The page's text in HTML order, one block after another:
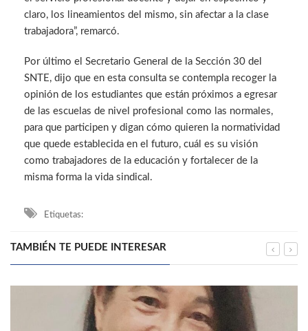
claro, los lineamientos del mismo, sin afectar a la clase
trabajadora”, remarcó.
Por último el Secretario General de la Sección 30 del
SNTE, dijo que en esta consulta se contempla recoger la
opinión de los estudiantes que están próximos a egresar
de las escuelas de nivel profesional como las normales,
para que participen y digan cómo quieren la normatividad
que quede establecida en el futuro, cuál es su visión
como trabajadores de la educación y fortalecer de la
misma forma la vida sindical.
Etiquetas:
TAMBIÉN TE PUEDE INTERESAR